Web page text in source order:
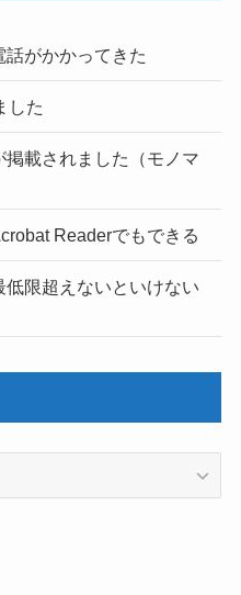
がかかってきた
した
載されました（モノマ
Readerでもできる
限超えないといけない